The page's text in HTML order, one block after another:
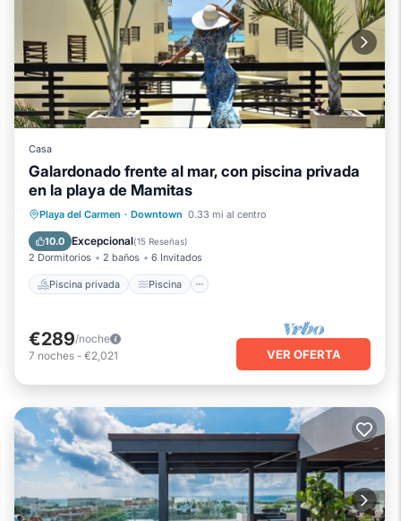
Casa
Galardonado frente al mar, con piscina privada
en la playa de Mamitas
Playa del Carmen · Downtown 0.33 mi al centro
10.0 Excepcional(15 Reseñas)
2 Dormitorios 2 baños 6 Invitados
Piscina privada Piscina
Piscina privada
Piscina
Vista al mar
Balcón/Terraza
€289/noche
7 noches - €2,021 VER OFERTA